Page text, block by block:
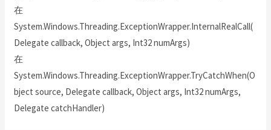
在
System.Windows.Threading.ExceptionWrapper.InternalRealCall(
Delegate callback, Object args, Int32 numArgs)
在
System.Windows.Threading.ExceptionWrapper.TryCatchWhen(O
bject source, Delegate callback, Object args, Int32 numArgs,
Delegate catchHandler)